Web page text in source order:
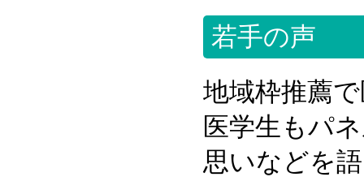
若手の声
地域枠推薦
医学生もパ
思いなどを